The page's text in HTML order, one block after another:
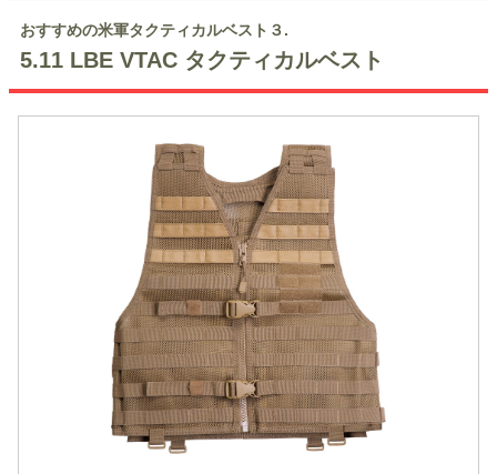
おすすめの米軍タクティカルベスト３.
5.11 LBE VTAC タクティカルベスト